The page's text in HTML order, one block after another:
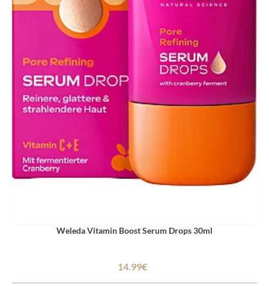
Weleda Vitamin Boost Serum Drops 30ml
14.99€